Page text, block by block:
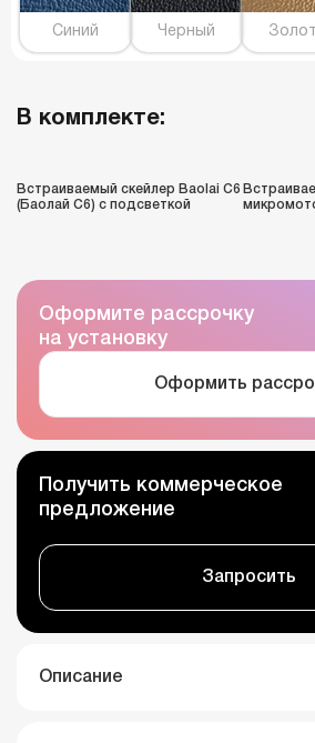
Синий Черный
В комплекте:
Встраиваемый скейлер Baolai C6
(Баолай C6) с подсветкой
Оформите рассрочку
на установку
Оформить
Получить коммерческое
предложение
Запросить
Описание